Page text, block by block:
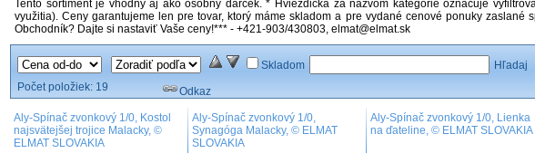
Tento sortiment je vhodný aj ako osobný darček. * Hviezdička za názvom kategórie označuje
využitia). Ceny garantujeme len pre tovar, ktorý máme skladom a pre vydané cenové ponuky zaslané
Obchodník? Dajte si nastaviť Vaše ceny!*** - +421-903/430803, elmat@elmat.sk
Skladom
Hľadaj
Počet položiek: 19 Odkaz
Aly-Spínač zvonkový 1/0, Kostol
najsvätejšej trojice Malacky, ©
ELMAT SLOVAKIA
Aly-Spínač zvonkový 1/0,
Synagóga Malacky, © ELMAT
SLOVAKIA
Aly-Spínač zvonkový 1/0, Lienka
na ďateline, © ELMAT SLOVAKIA